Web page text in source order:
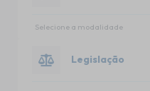
Legislação